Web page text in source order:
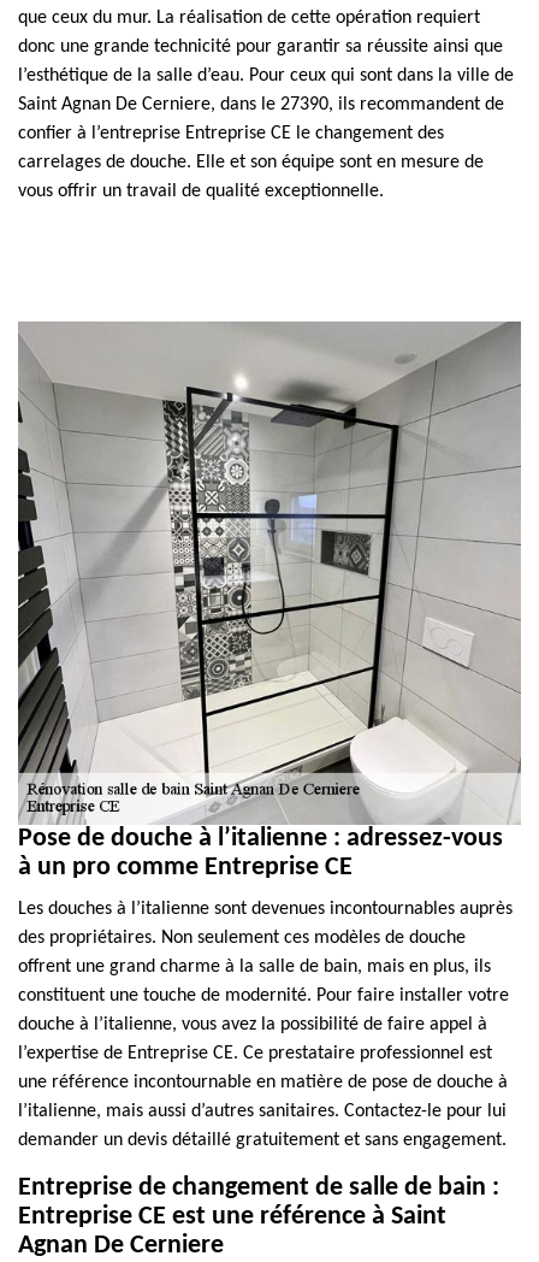
que ceux du mur. La réalisation de cette opération requiert
donc une grande technicité pour garantir sa réussite ainsi que
l’esthétique de la salle d’eau. Pour ceux qui sont dans la ville de
Saint Agnan De Cerniere, dans le 27390, ils recommandent de
confier à l’entreprise Entreprise CE le changement des
carrelages de douche. Elle et son équipe sont en mesure de
vous offrir un travail de qualité exceptionnelle.
Pose de douche à l’italienne : adressez-vous
à un pro comme Entreprise CE
Les douches à l’italienne sont devenues incontournables auprès
des propriétaires. Non seulement ces modèles de douche
offrent une grand charme à la salle de bain, mais en plus, ils
constituent une touche de modernité. Pour faire installer votre
douche à l’italienne, vous avez la possibilité de faire appel à
l’expertise de Entreprise CE. Ce prestataire professionnel est
une référence incontournable en matière de pose de douche à
l’italienne, mais aussi d’autres sanitaires. Contactez-le pour lui
demander un devis détaillé gratuitement et sans engagement.
Entreprise de changement de salle de bain :
Entreprise CE est une référence à Saint
Agnan De Cerniere